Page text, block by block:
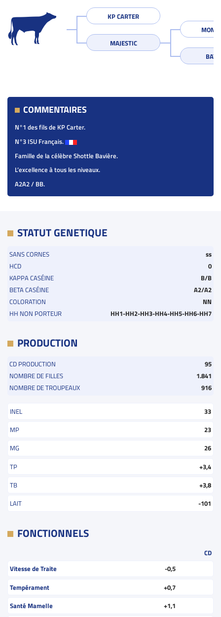
KP CARTER
MAJESTIC
COMMENTAIRES
N°1 des fils de KP Carter.
N°3 ISU Français.
Famille de la célèbre Shottle Bavière.
L’excellence à tous les niveaux.
A2A2 / BB.
STATUT GENETIQUE
SANS CORNES
ss
HCD
0
KAPPA CASÉINE
B/B
BETA CASÉINE
A2/A2
COLORATION
NN
HH NON PORTEUR
HH1-HH2-HH3-HH4-HH5-HH6-HH7
PRODUCTION
CD PRODUCTION
95
NOMBRE DE FILLES
1.841
NOMBRE DE TROUPEAUX
916
INEL
33
MP
23
MG
26
TP
+3,4
TB
+3,8
LAIT
-101
FONCTIONNELS
CD
Vitesse de Traite
-0,5
Tempérament
+0,7
Santé Mamelle
+1,1